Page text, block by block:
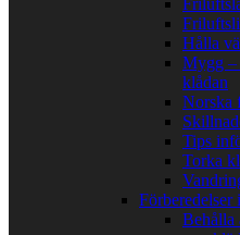
Hålla
Mygg –
klådan
Norska
Tips
Torka
Förberedelser
Behålla